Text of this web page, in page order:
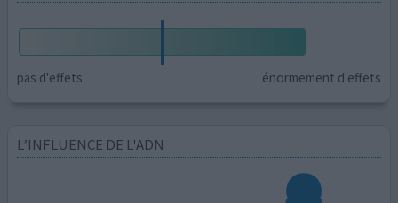
pas d'effets énormement d'effets
L’INFLUENCE DE L'ADN